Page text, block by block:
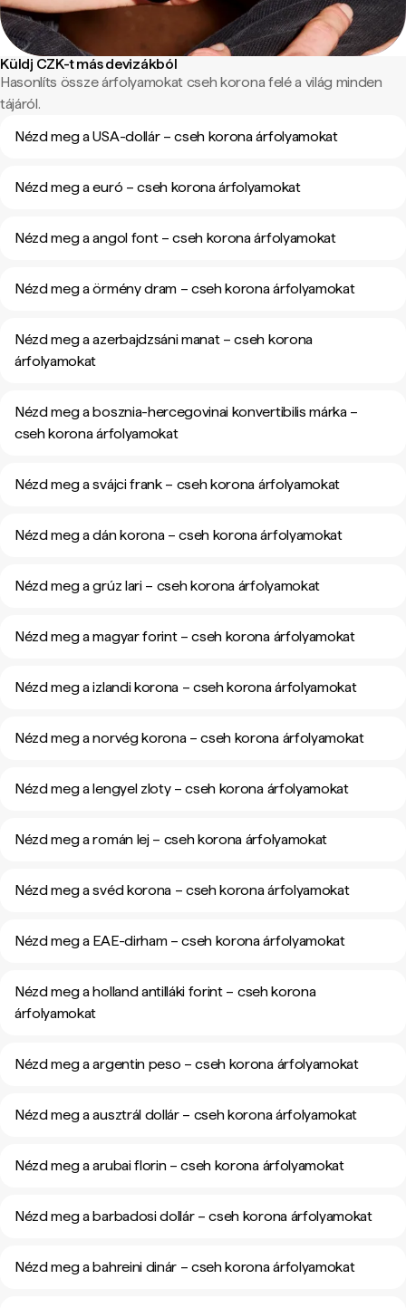
Küldj CZK-t más devizákból
Hasonlíts össze árfolyamokat cseh korona felé a világ minden
tájáról.
Nézd meg a USA-dollár – cseh korona árfolyamokat
Nézd meg a euró – cseh korona árfolyamokat
Nézd meg a angol font – cseh korona árfolyamokat
Nézd meg a örmény dram – cseh korona árfolyamokat
Nézd meg a azerbajdzsáni manat – cseh korona
árfolyamokat
Nézd meg a bosznia-hercegovinai konvertibilis márka –
cseh korona árfolyamokat
Nézd meg a svájci frank – cseh korona árfolyamokat
Nézd meg a dán korona – cseh korona árfolyamokat
Nézd meg a grúz lari – cseh korona árfolyamokat
Nézd meg a magyar forint – cseh korona árfolyamokat
Nézd meg a izlandi korona – cseh korona árfolyamokat
Nézd meg a norvég korona – cseh korona árfolyamokat
Nézd meg a lengyel zloty – cseh korona árfolyamokat
Nézd meg a román lej – cseh korona árfolyamokat
Nézd meg a svéd korona – cseh korona árfolyamokat
Nézd meg a EAE-dirham – cseh korona árfolyamokat
Nézd meg a holland antilláki forint – cseh korona
árfolyamokat
Nézd meg a argentin peso – cseh korona árfolyamokat
Nézd meg a ausztrál dollár – cseh korona árfolyamokat
Nézd meg a arubai florin – cseh korona árfolyamokat
Nézd meg a barbadosi dollár – cseh korona árfolyamokat
Nézd meg a bahreini dinár – cseh korona árfolyamokat